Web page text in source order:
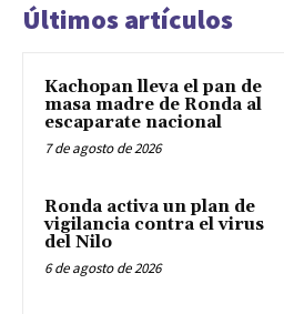
Últimos artículos
Kachopan lleva el pan de
masa madre de Ronda al
escaparate nacional
7 de agosto de 2026
Ronda activa un plan de
vigilancia contra el virus
del Nilo
6 de agosto de 2026